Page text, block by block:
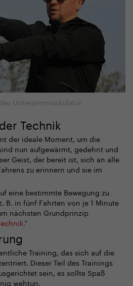
Unterarmmuskulatur
Technik
der ideale Moment, um die
nun aufgewärmt, gedehnt und
Geist, der bereit ist, sich an alle
zu erinnern und sie im
eine bestimmte Bewegung zu
B. in fünf Fahrten von je 1 Minute
nächsten Grundprinzip
.“
Training, das sich auf die
Dieser Teil des Trainings
sein, es sollte Spaß
wehtun.